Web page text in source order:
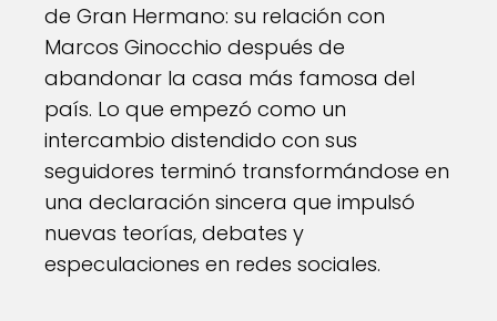
de Gran Hermano: su relación con
Marcos Ginocchio después de
abandonar la casa más famosa del
país. Lo que empezó como un
intercambio distendido con sus
seguidores terminó transformándose en
una declaración sincera que impulsó
nuevas teorías, debates y
especulaciones en redes sociales.